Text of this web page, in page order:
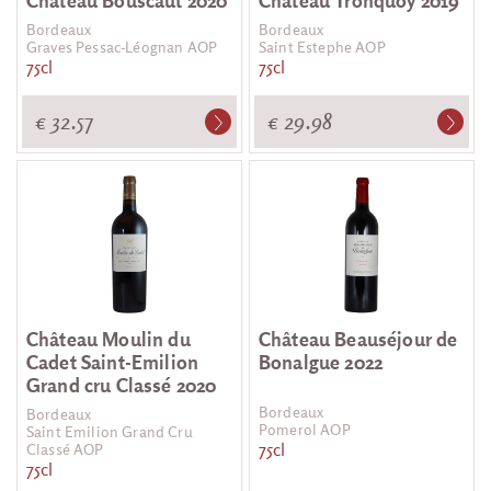
Bordeaux
Graves Pessac-Léognan AOP
75cl
€ 32.57
Bordeaux
Saint Estephe AOP
75cl
€ 29.98
Château Moulin du
Cadet Saint-Emilion
Grand cru Classé 2020
Bordeaux
Saint Emilion Grand Cru
Classé AOP
75cl
Château Beauséjour de
Bonalgue 2022
Bordeaux
Pomerol AOP
75cl